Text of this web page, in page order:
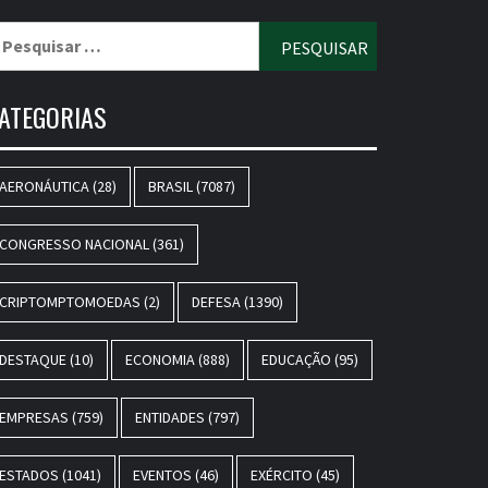
AERONÁUTICA(28) BRASIL(7087)
CONGRESSO NACIONAL(361)
CRIPTOMPTOMOEDAS (2) DEFESA(1390)
DESTAQUE(10) ECONOMIA(888) EDUCAÇÃO (95)
EMPRESAS (759) ENTIDADES (797)
ESTADOS (1041) EVENTOS (46) EXÉRCITO (45)